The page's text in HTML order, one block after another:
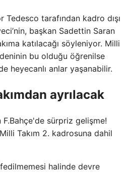
tarafından kadro dışı
başkan Sadettin Saran
katılacağı söyleniyor. Milli
bu olduğu öğrenilse
heyecanlı anlar yaşanabilir.
ayrılacak
halinde devre